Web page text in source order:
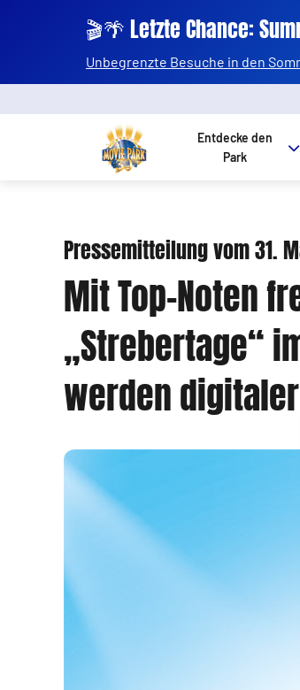
🎬🌴 Letzte Chance:
Unbegrenzte Besuche in den
Entdecke den
Park
Pressemitteilung vom 31.
Mit Top-Noten
„Strebertage“
werden